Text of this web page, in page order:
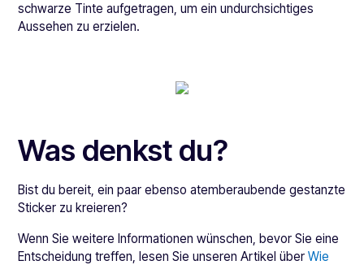
schwarze Tinte aufgetragen, um ein undurchsichtiges
Aussehen zu erzielen.
Was denkst du?
Bist du bereit, ein paar ebenso atemberaubende gestanzte
Sticker zu kreieren?
Wenn Sie weitere Informationen wünschen, bevor Sie eine
Entscheidung treffen, lesen Sie unseren Artikel überWie